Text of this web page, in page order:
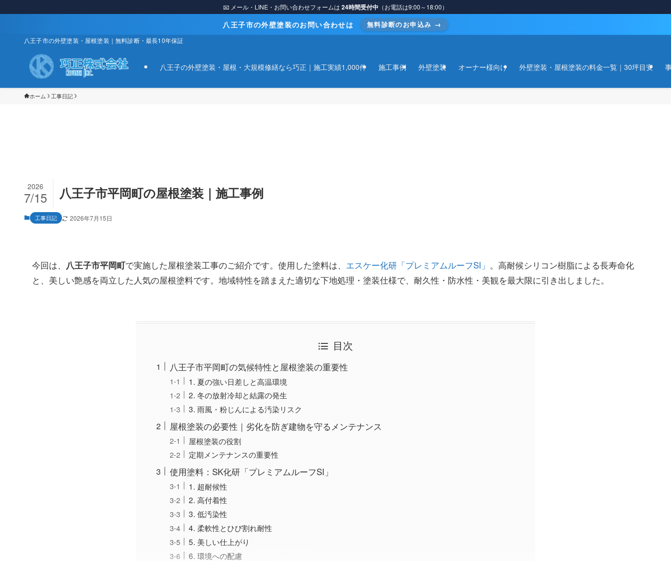
📧 メール・LINE・お問い合わせフォームは 24時間受付中 （お電話は9:00～18:00）
八王子市の外壁塗装のお問い合わせは 無料診断のお申込み →
八王子市の外壁塗装・屋根塗装｜無料診断・最長10年保証
八王子の外壁塗装・屋根・大規模修繕なら巧正｜施工実績1,000件 施工事例 外壁塗装 オーナー様向け 外壁塗装・屋根塗装の料金一覧｜30坪目安
ホーム 工事日記
八王子市平岡町の屋根塗装｜施工事例
2026
7/15
工事日記 2026年7月15日
今回は、 八王子市平岡町で実施した屋根塗装工事のご紹介です。使用した塗料は、 エスケー化研「プレミアムルーフSI」 。高耐候シリコン樹脂による長寿命化
と、美しい艶感を両立した人気の屋根塗料です。地域特性を踏まえた適切な下地処理・塗装仕様で、耐久性・防水性・美観を最大限に引き出しました。
目次
八王子市平岡町の気候特性と屋根塗装の重要性
1. 夏の強い日差しと高温環境
2. 冬の放射冷却と結露の発生
3. 雨風・粉じんによる汚染リスク
屋根塗装の必要性｜劣化を防ぎ建物を守るメンテナンス
屋根塗装の役割
定期メンテナンスの重要性
使用塗料：SK化研「プレミアムルーフSI」
1. 超耐候性
2. 高付着性
3. 低汚染性
4. 柔軟性とひび割れ耐性
5. 美しい仕上がり
6. 環境への配慮